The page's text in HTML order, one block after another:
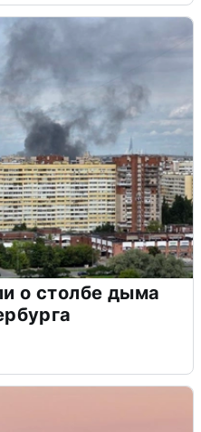
о столбе дыма